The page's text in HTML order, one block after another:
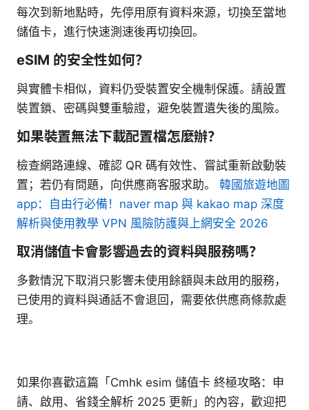
每次到新地點時，先停用原有資料來源，切換至當地
儲值卡，進行快速測速後再切換回。
eSIM 的安全性如何？
與實體卡相似，資料仍受裝置安全機制保護。請設置
裝置鎖、密碼與雙重驗證，避免裝置遺失後的風險。
如果裝置無法下載配置檔怎麼辦？
檢查網路連線、確認 QR 碼有效性、嘗試重新啟動裝
置；若仍有問題，向供應商客服求助。 韓國旅遊地圖
app：自由行必備！naver map 與 kakao map 深度
解析與使用教學 VPN 風險防護與上網安全 2026
取消儲值卡會影響過去的資料與服務嗎？
多數情況下取消只影響未使用餘額與未啟用的服務，
已使用的資料與通話不會退回，需要依供應商條款處
理。
如果你喜歡這篇「Cmhk esim 儲值卡 終極攻略：申
請、啟用、省錢全解析 2025 更新」的內容，歡迎把